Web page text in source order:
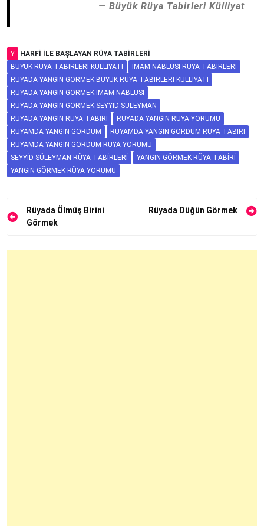
Büyük Rüya Tabirleri Külliyat
Y
HARFI ILE BAŞLAYAN RÜYA TABIRLERI
BÜYÜK RÜYA TABIRLERI KÜLLIYATI
İMAM NABLUSI RÜYA TABIRLERI
RÜYADA YANGIN GÖRMEK BÜYÜK RÜYA TABIRLERI KÜLLIYATI
RÜYADA YANGIN GÖRMEK İMAM NABLUSI
RÜYADA YANGIN GÖRMEK SEYYID SÜLEYMAN
RÜYADA YANGIN RÜYA TABIRI
RÜYADA YANGIN RÜYA YORUMU
RÜYAMDA YANGIN GÖRDÜM
RÜYAMDA YANGIN GÖRDÜM RÜYA TABIRI
RÜYAMDA YANGIN GÖRDÜM RÜYA YORUMU
SEYYID SÜLEYMAN RÜYA TABIRLERI
YANGIN GÖRMEK RÜYA TABIRI
YANGIN GÖRMEK RÜYA YORUMU
Yazı
gezinmesi
Rüyada Ölmüş Birini
Görmek
Rüyada Düğün Görmek